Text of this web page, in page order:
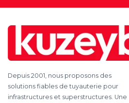
Depuis 2001, nous proposons des
solutions fiables de tuyauterie pour
infrastructures et superstructures. Une